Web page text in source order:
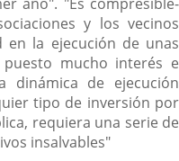
y los vecinos
en la ejecución de unas
mucho interés e
dinámica de ejecución
tipo de inversión por
requiera una serie de
insalvables"